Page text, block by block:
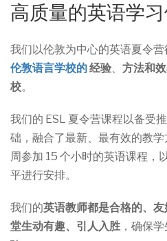
高质量的英语学
我们以伦敦为中心的英语夏令营
伦敦语言学校的经验 方法和
校。
我们的 ESL 夏令营课程以备受
础，融合了最新、最有效的教
周参加 15 个小时的英语课程，
平进行安排。
我们的英语教师都是合格的、
堂生动有趣、引人入胜 ，确保